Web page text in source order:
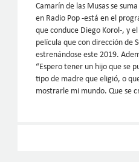
Camarín de las Musas se
en Radio Pop -está en el
que conduce Diego Korol-, y
película que con dirección de
estrenándose este 2019.
“Espero tener un hijo que se
tipo de madre que eligió, o
mostrarle mi mundo. Que se